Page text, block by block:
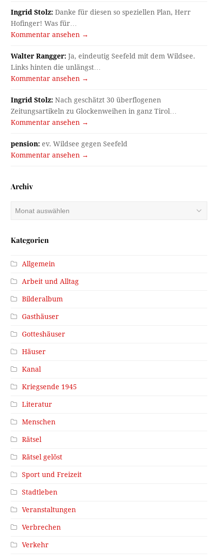
Ingrid Stolz: Danke für diesen so speziellen Plan, Herr
Hofinger! Was für…
Kommentar ansehen →
Walter Rangger: Ja, eindeutig Seefeld mit dem Wildsee.
Links hinten die unlängst…
Kommentar ansehen →
Ingrid Stolz: Nach geschätzt 30 überflogenen
Zeitungsartikeln zu Glockenweihen in ganz Tirol…
Kommentar ansehen →
pension: ev. Wildsee gegen Seefeld
Kommentar ansehen →
Archiv
Archiv
Kategorien
Allgemein
Arbeit und Alltag
Bilderalbum
Gasthäuser
Gotteshäuser
Häuser
Kanal
Kriegsende 1945
Literatur
Menschen
Rätsel
Rätsel gelöst
Sport und Freizeit
Stadtleben
Veranstaltungen
Verbrechen
Verkehr